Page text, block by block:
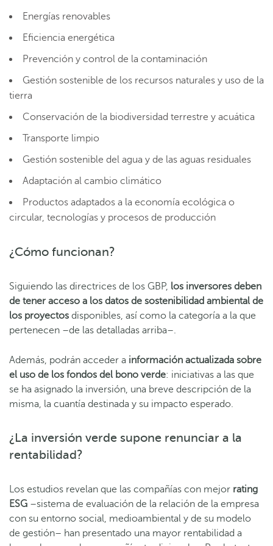
Energías renovables
Eficiencia energética
Prevención y control de la contaminación
Gestión sostenible de los recursos naturales y uso de la
tierra
Conservación de la biodiversidad terrestre y acuática
Transporte limpio
Gestión sostenible del agua y de las aguas residuales
Adaptación al cambio climático
Productos adaptados a la economía ecológica o
circular, tecnologías y procesos de producción
¿Cómo funcionan?
Siguiendo las directrices de los GBP, los inversores deben
de tener acceso a los datos de sostenibilidad ambiental de
los proyectos disponibles, así como la categoría a la que
pertenecen –de las detalladas arriba–.
Además, podrán acceder a información actualizada sobre
el uso de los fondos del bono verde: iniciativas a las que
se ha asignado la inversión, una breve descripción de la
misma, la cuantía destinada y su impacto esperado.
¿La inversión verde supone renunciar a la
rentabilidad?
Los estudios revelan que las compañías con mejor rating
ESG –sistema de evaluación de la relación de la empresa
con su entorno social, medioambiental y de su modelo
de gestión– han presentado una mayor rentabilidad a